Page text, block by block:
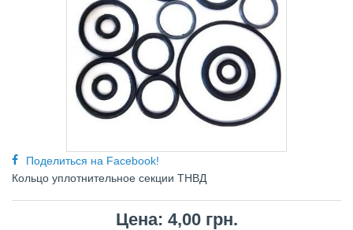
Поделиться на Facebook!
Кольцо уплотнительное секции ТНВД
Цена: 4,00 грн.